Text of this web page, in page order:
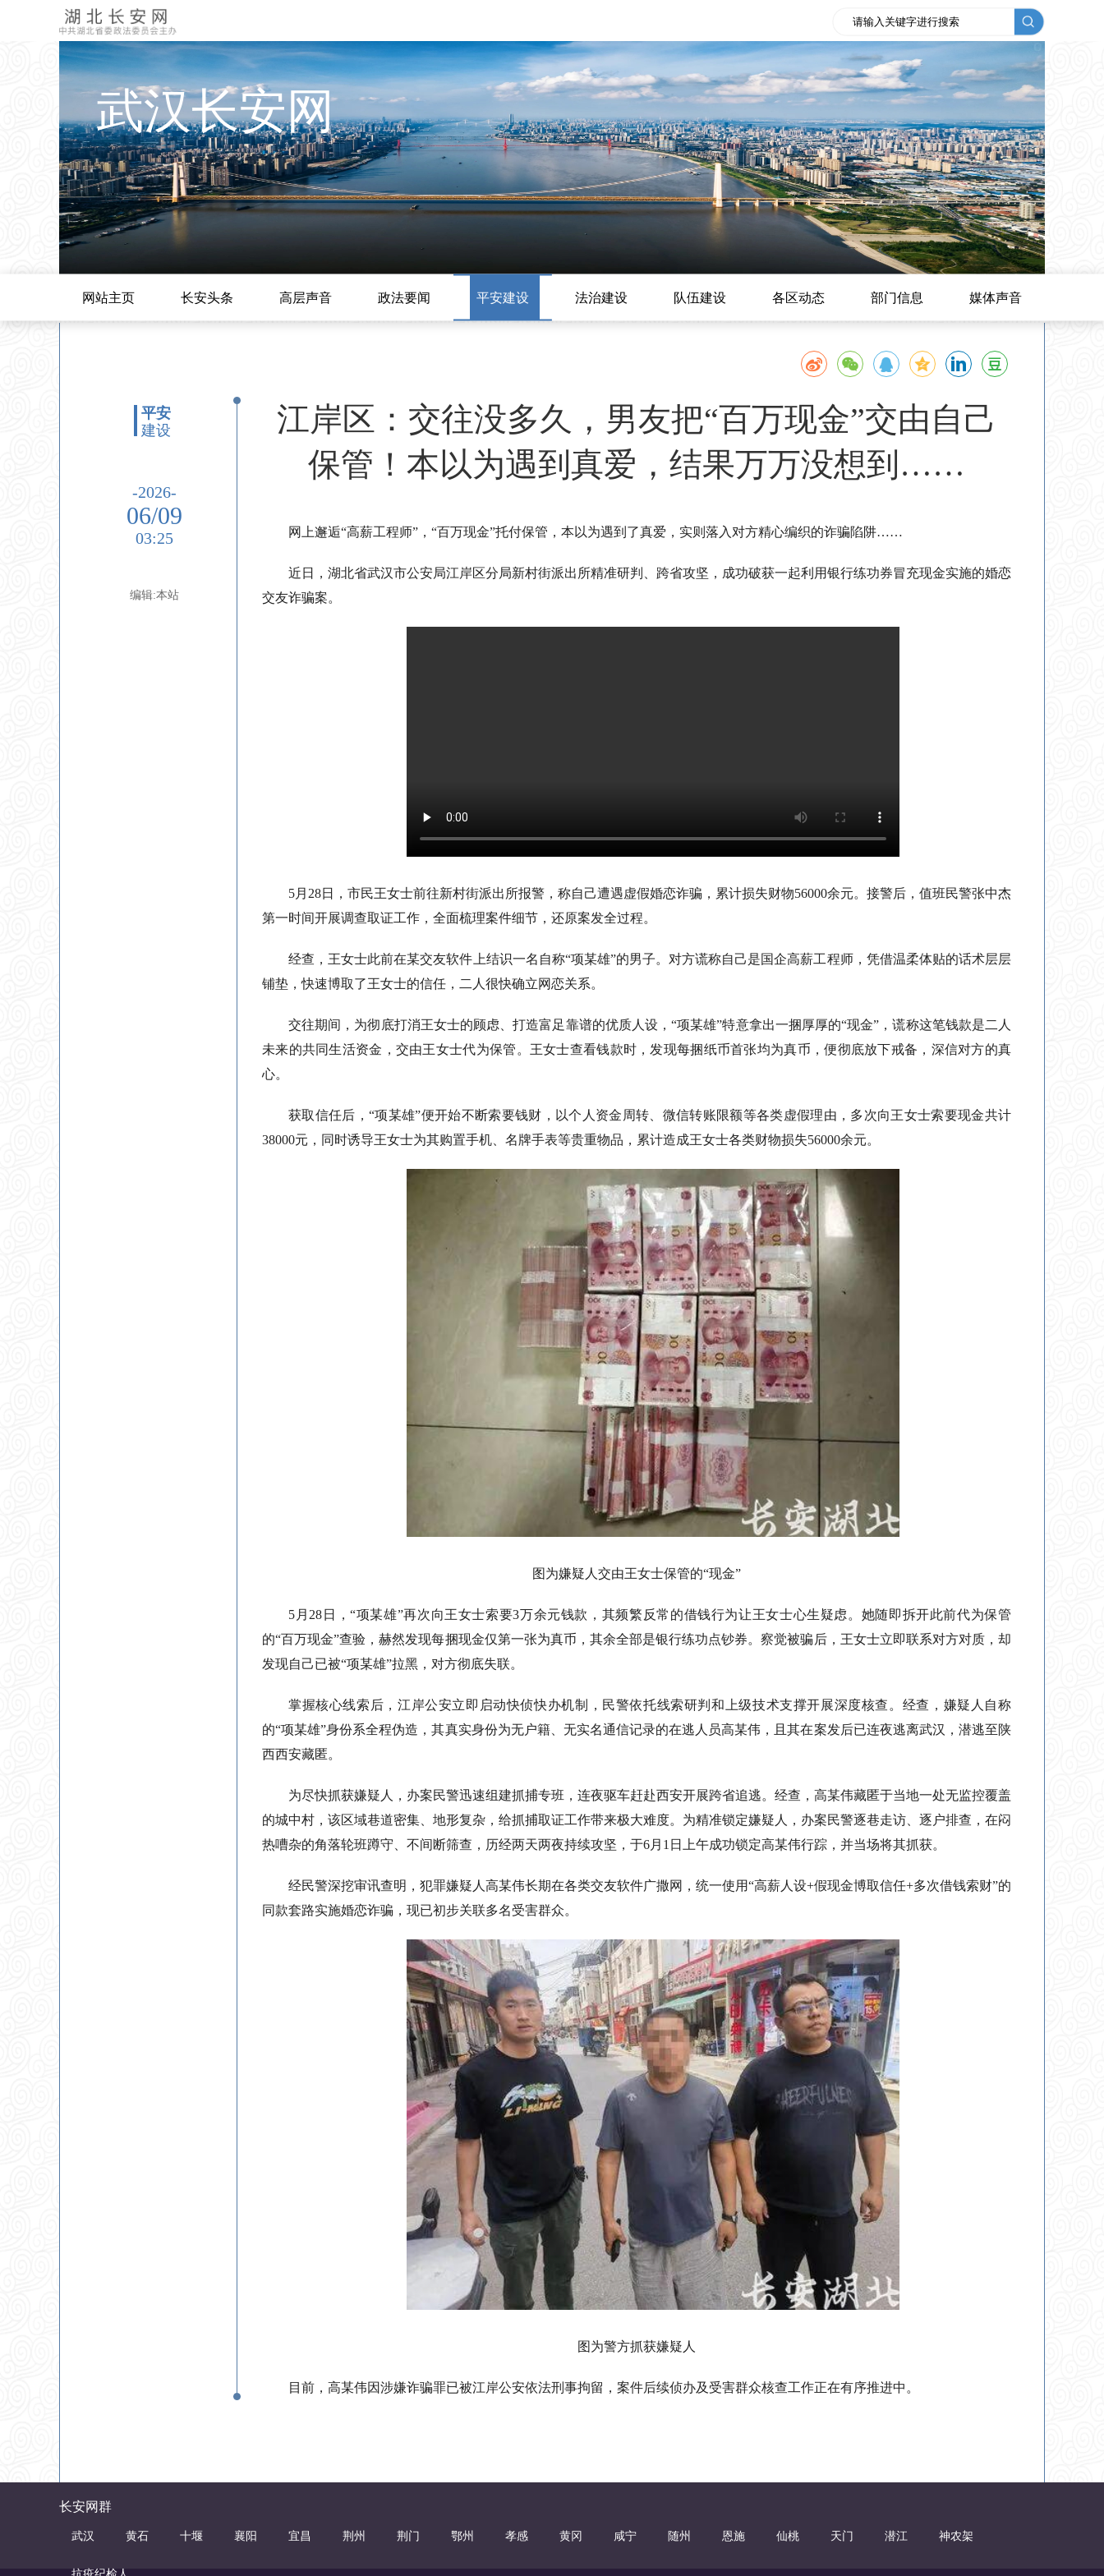
武汉长安网
网站主页 长安头条 高层声音 政法要闻 平安建设 法治建设 队伍建设 各区动态 部门信息 媒体声音
平安
建设
-2026-
06/09
03:25
编辑:本站
江岸区：交往没多久，男友把“百万现金”交由自己
保管！本以为遇到真爱，结果万万没想到……
网上邂逅“高薪工程师”，“百万现金”托付保管，本以为遇到了真爱，实则落入对方精心编织的诈骗陷阱……
近日，湖北省武汉市公安局江岸区分局新村街派出所精准研判、跨省攻坚，成功破获一起利用银行练功券冒充现金实施的婚恋
交友诈骗案。
5月28日，市民王女士前往新村街派出所报警，称自己遭遇虚假婚恋诈骗，累计损失财物56000余元。接警后，值班民警张中杰
第一时间开展调查取证工作，全面梳理案件细节，还原案发全过程。
经查，王女士此前在某交友软件上结识一名自称“项某雄”的男子。对方谎称自己是国企高薪工程师，凭借温柔体贴的话术层层
铺垫，快速博取了王女士的信任，二人很快确立网恋关系。
交往期间，为彻底打消王女士的顾虑、打造富足靠谱的优质人设，“项某雄”特意拿出一捆厚厚的“现金”，谎称这笔钱款是二人
未来的共同生活资金，交由王女士代为保管。王女士查看钱款时，发现每捆纸币首张均为真币，便彻底放下戒备，深信对方的真
心。
获取信任后，“项某雄”便开始不断索要钱财，以个人资金周转、微信转账限额等各类虚假理由，多次向王女士索要现金共计
38000元，同时诱导王女士为其购置手机、名牌手表等贵重物品，累计造成王女士各类财物损失56000余元。
图为嫌疑人交由王女士保管的“现金”
5月28日，“项某雄”再次向王女士索要3万余元钱款，其频繁反常的借钱行为让王女士心生疑虑。她随即拆开此前代为保管
的“百万现金”查验，赫然发现每捆现金仅第一张为真币，其余全部是银行练功点钞券。察觉被骗后，王女士立即联系对方对质，却
发现自己已被“项某雄”拉黑，对方彻底失联。
掌握核心线索后，江岸公安立即启动快侦快办机制，民警依托线索研判和上级技术支撑开展深度核查。经查，嫌疑人自称
的“项某雄”身份系全程伪造，其真实身份为无户籍、无实名通信记录的在逃人员高某伟，且其在案发后已连夜逃离武汉，潜逃至陕
西西安藏匿。
为尽快抓获嫌疑人，办案民警迅速组建抓捕专班，连夜驱车赶赴西安开展跨省追逃。经查，高某伟藏匿于当地一处无监控覆盖
的城中村，该区域巷道密集、地形复杂，给抓捕取证工作带来极大难度。为精准锁定嫌疑人，办案民警逐巷走访、逐户排查，在闷
热嘈杂的角落轮班蹲守、不间断筛查，历经两天两夜持续攻坚，于6月1日上午成功锁定高某伟行踪，并当场将其抓获。
经民警深挖审讯查明，犯罪嫌疑人高某伟长期在各类交友软件广撒网，统一使用“高薪人设+假现金博取信任+多次借钱索财”的
同款套路实施婚恋诈骗，现已初步关联多名受害群众。
图为警方抓获嫌疑人
目前，高某伟因涉嫌诈骗罪已被江岸公安依法刑事拘留，案件后续侦办及受害群众核查工作正在有序推进中。
长安网群
武汉 黄石 十堰 襄阳 宜昌 荆州 荆门 鄂州 孝感 黄冈 咸宁 随州 恩施 仙桃 天门 潜江 神农架